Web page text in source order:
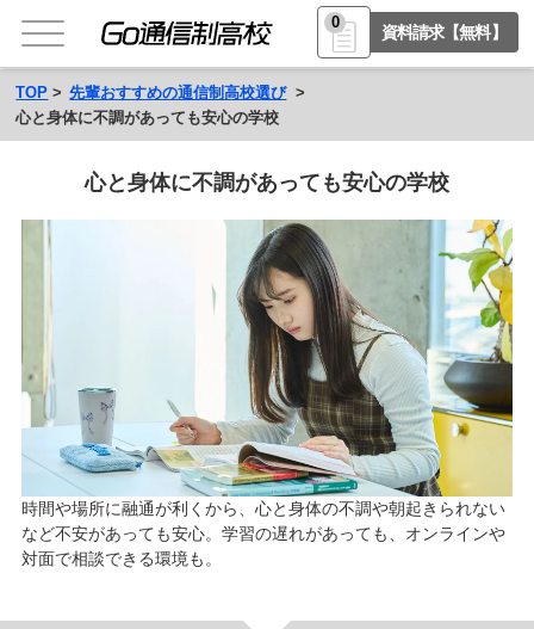
0
資料請求【無料】
TOP
先輩おすすめの通信制高校選び
心と身体に不調があっても安心の学校
心と身体に不調があっても安心の学校
時間や場所に融通が利くから、心と身体の不調や朝起きられない
など不安があっても安心。学習の遅れがあっても、オンラインや
対面で相談できる環境も。